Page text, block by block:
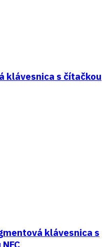
klávesnica s čítačkou
klávesnica s